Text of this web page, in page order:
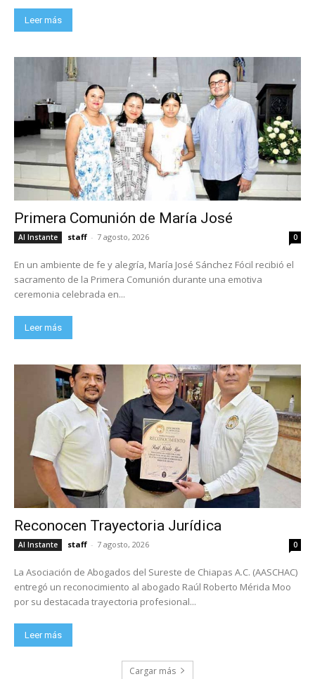
Leer más
Primera Comunión de María José
Al Instante staff - 7 agosto, 2026 0
En un ambiente de fe y alegría, María José Sánchez Fócil recibió el
sacramento de la Primera Comunión durante una emotiva
ceremonia celebrada en...
Leer más
Reconocen Trayectoria Jurídica
Al Instante staff - 7 agosto, 2026 0
La Asociación de Abogados del Sureste de Chiapas A.C. (AASCHAC)
entregó un reconocimiento al abogado Raúl Roberto Mérida Moo
por su destacada trayectoria profesional...
Leer más
Cargar más